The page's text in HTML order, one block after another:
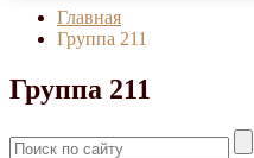
Главная
Группа 211
Группа 211